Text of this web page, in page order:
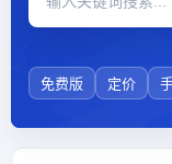
免费版
定价